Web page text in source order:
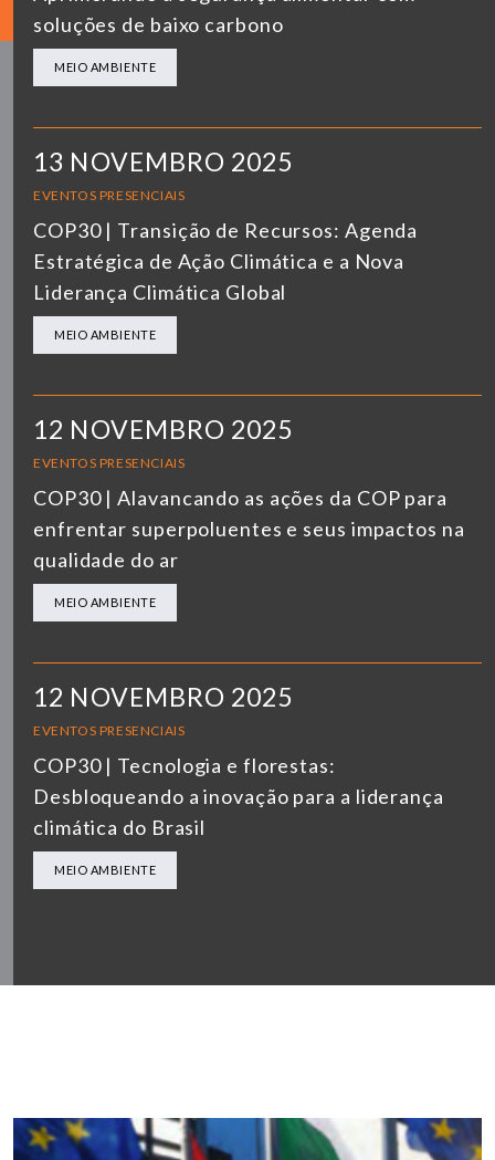
soluções de baixo carbono
MEIO AMBIENTE
13 NOVEMBRO 2025
EVENTOS PRESENCIAIS
COP30 | Transição de Recursos: Agenda
Estratégica de Ação Climática e a Nova
Liderança Climática Global
MEIO AMBIENTE
12 NOVEMBRO 2025
EVENTOS PRESENCIAIS
COP30 | Alavancando as ações da COP para
enfrentar superpoluentes e seus impactos na
qualidade do ar
MEIO AMBIENTE
12 NOVEMBRO 2025
EVENTOS PRESENCIAIS
COP30 | Tecnologia e florestas:
Desbloqueando a inovação para a liderança
climática do Brasil
MEIO AMBIENTE